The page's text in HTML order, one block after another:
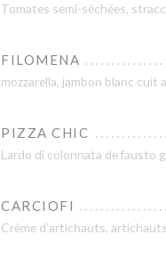
Tomates semi-séchées,
FILOMENA
mozzarella, jambon blanc
PIZZA CHIC
Lardo di colonnata de fausto
CARCIOFI
Crème d’artichauts,